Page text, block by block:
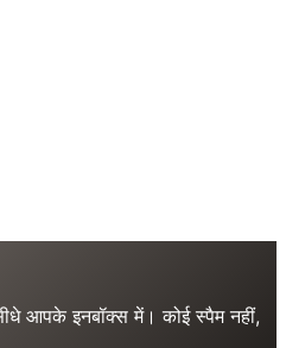
आपके इनबॉक्स में। कोई स्पैम नहीं,